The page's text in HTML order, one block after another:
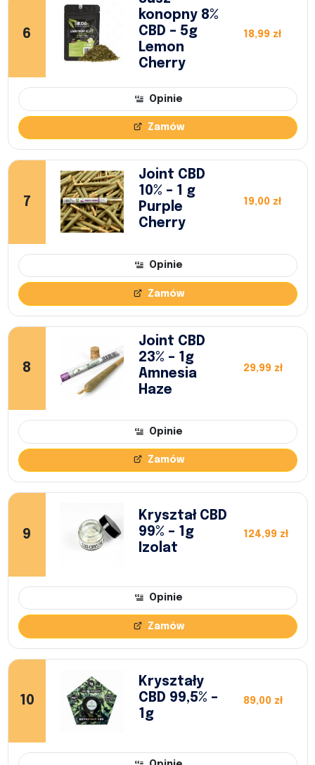
6
konopny 8%
CBD – 5g
Lemon
Cherry
18,99 zł
Opinie
Zamów
7
Joint CBD
10% – 1 g
Purple
Cherry
19,00 zł
Opinie
Zamów
8
Joint CBD
23% – 1g
Amnesia
Haze
29,99 zł
Opinie
Zamów
9
Kryształ CBD
99% – 1g
Izolat
124,99 zł
Opinie
Zamów
10
Kryształy
CBD 99,5% –
1g
89,00 zł